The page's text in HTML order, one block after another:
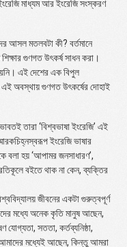
মাধ্যম আর ইংরেজি সংস্করণ
আসল মতলবটা কী? বর্তমানে
গুণগত উৎকর্ষ সাধন করা।
এই দেশের এক বিপুল
এই অবস্থায় গুণগত উৎকর্ষের দোহাই
তারা ‘বিশ্বভাষা ইংরেজি’ এই
ইংরেজি ভাষার
বলা হয় ‘আপামর জনসাধারণ’,
বইতে থাক না কেন, ব্যক্তির
জীবনের একটা গুরুত্বপূর্ণ
মধ্যে অনেক কৃতি মানুষ আছেন,
যোগ্যতা, সততা, কর্তব্যনিষ্ঠা,
মধ্যেই আছেন, কিন্তু আমরা